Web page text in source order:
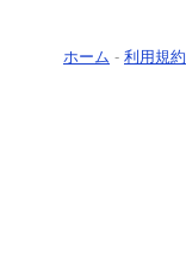
ホーム - 利用規約